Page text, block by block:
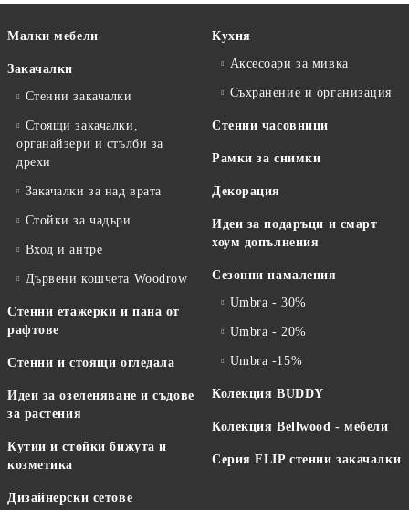
Малки мебели
Закачалки
Стенни закачалки
Стоящи закачалки,
органайзери и стълби за
дрехи
Закачалки за над врата
Стойки за чадъри
Вход и антре
Дървени кошчета Woodrow
Стенни етажерки и пана от
рафтове
Стенни и стоящи огледала
Идеи за озеленяване и съдове
за растения
Кутии и стойки бижута и
козметика
Дизайнерски сетове
Кухня
Аксесоари за мивка
Съхранение и организация
Стенни часовници
Рамки за снимки
Декорация
Идеи за подаръци и смарт
хоум допълнения
Сезонни намаления
Umbra - 30%
Umbra - 20%
Umbra -15%
Колекция BUDDY
Колекция Bellwood - мебели
Серия FLIP стенни закачалки